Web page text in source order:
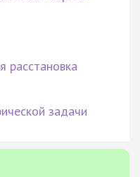
расстановка
задачи